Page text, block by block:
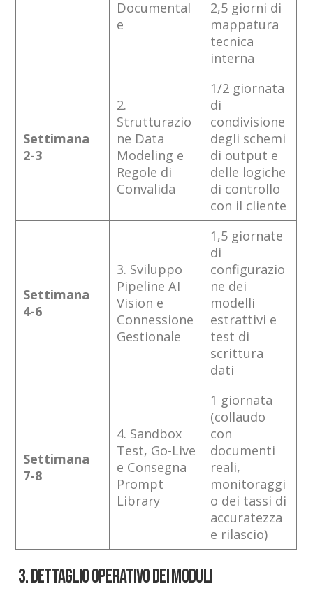
Documental
e
2,5 giorni di
mappatura
tecnica
interna
Settimana
2-3
2.
Strutturazio
ne Data
Modeling e
Regole di
Convalida
1/2 giornata
di
condivisione
degli schemi
di output e
delle logiche
di controllo
con il cliente
Settimana
4-6
3. Sviluppo
Pipeline AI
Vision e
Connessione
Gestionale
1,5 giornate
di
configurazio
ne dei
modelli
estrattivi e
test di
scrittura
dati
Settimana
7-8
4. Sandbox
Test, Go-Live
e Consegna
Prompt
Library
1 giornata
(collaudo
con
documenti
reali,
monitoraggi
o dei tassi di
accuratezza
e rilascio)
3. DETTAGLIO OPERATIVO DEI MODULI